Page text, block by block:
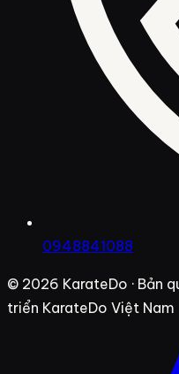
0948841088
© 2026 KarateDo · Bản
triển KarateDo Việt Nam